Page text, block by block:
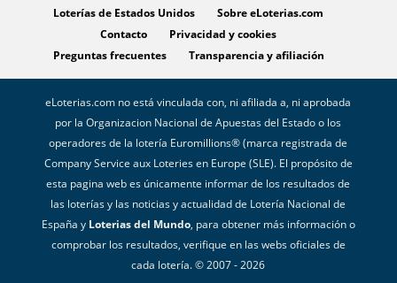
Loterías de Estados Unidos
Sobre eLoterias.com
Contacto
Privacidad y cookies
Preguntas frecuentes
Transparencia y afiliación
eLoterias.com no está vinculada con, ni afiliada a, ni aprobada
por la Organizacion Nacional de Apuestas del Estado o los
operadores de la lotería Euromillions® (marca registrada de
Company Service aux Loteries en Europe (SLE). El propósito de
esta pagina web es únicamente informar de los resultados de
las loterías y las noticias y actualidad de Lotería Nacional de
España y Loterias del Mundo, para obtener más información o
comprobar los resultados, verifique en las webs oficiales de
cada lotería. © 2007 - 2026